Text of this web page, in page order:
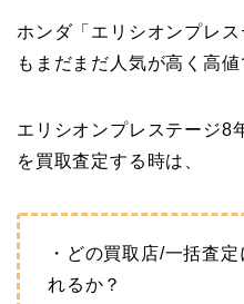
ホンダ「エリシオンプレ
もまだまだ人気が高く高値
エリシオンプレステージ8
を買取査定する時は、
・どの買取店/一括査
れるか？